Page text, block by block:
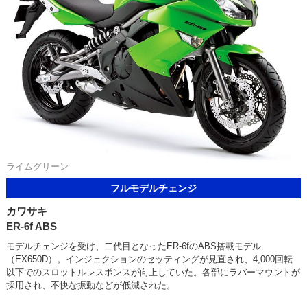
ライムグリーン
フルモデルチェンジ
カワサキ
ER-6f ABS
モデルチェンジを受け、二代目となったER-6fのABS搭載モデル
（EX650D）。インジェクションのセッティングが見直され、4,000回転
以下でのスロットルレスポンスが向上していた。各部にラバーマウントが
採用され、不快な振動などが低減された。